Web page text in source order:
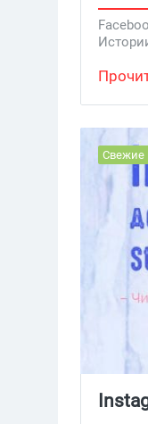
не
Свежие